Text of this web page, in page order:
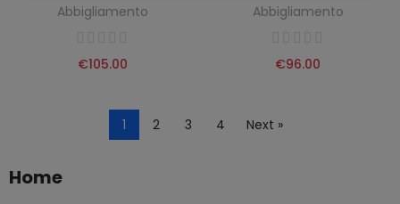
Abbigliamento
€105.00
Abbigliamento
€96.00
1 2 3 4 Next »
Home